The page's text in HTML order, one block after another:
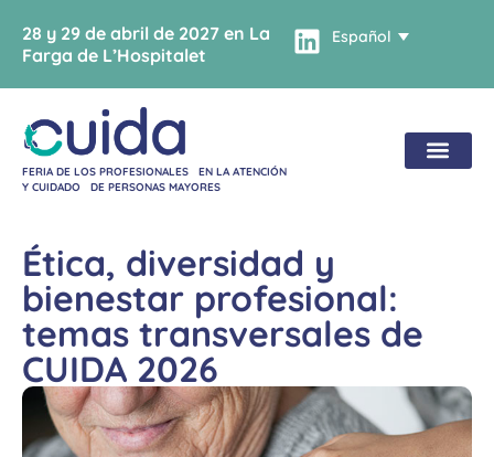
28 y 29 de abril de 2027 en La
Farga de L’Hospitalet
Español
FERIA DE LOS PROFESIONALES EN LA ATENCIÓN
Y CUIDADO DE PERSONAS MAYORES
Ética, diversidad y
bienestar profesional:
temas transversales de
CUIDA 2026